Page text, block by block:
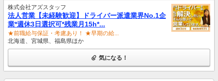
株式会社アズスタッフ
法人営業【未経験歓迎】ドライバー派遣業界No.1企
業*週休3日選択可*残業月15h*...
★前職給与保証・考慮あり！ ★早期の給...
北海道、宮城県、福島県ほか
気になる！